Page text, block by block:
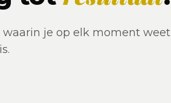
waarin je op elk moment weet